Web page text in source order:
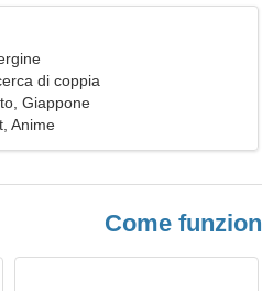
di coppia
Giappone
Anime
Come